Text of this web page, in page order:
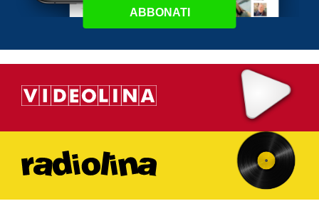
ABBONATI